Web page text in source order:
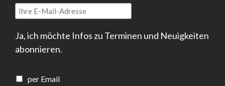
Ja, ich möchte Infos zu Terminen und Neuigkeiten
abonnieren.
per Email